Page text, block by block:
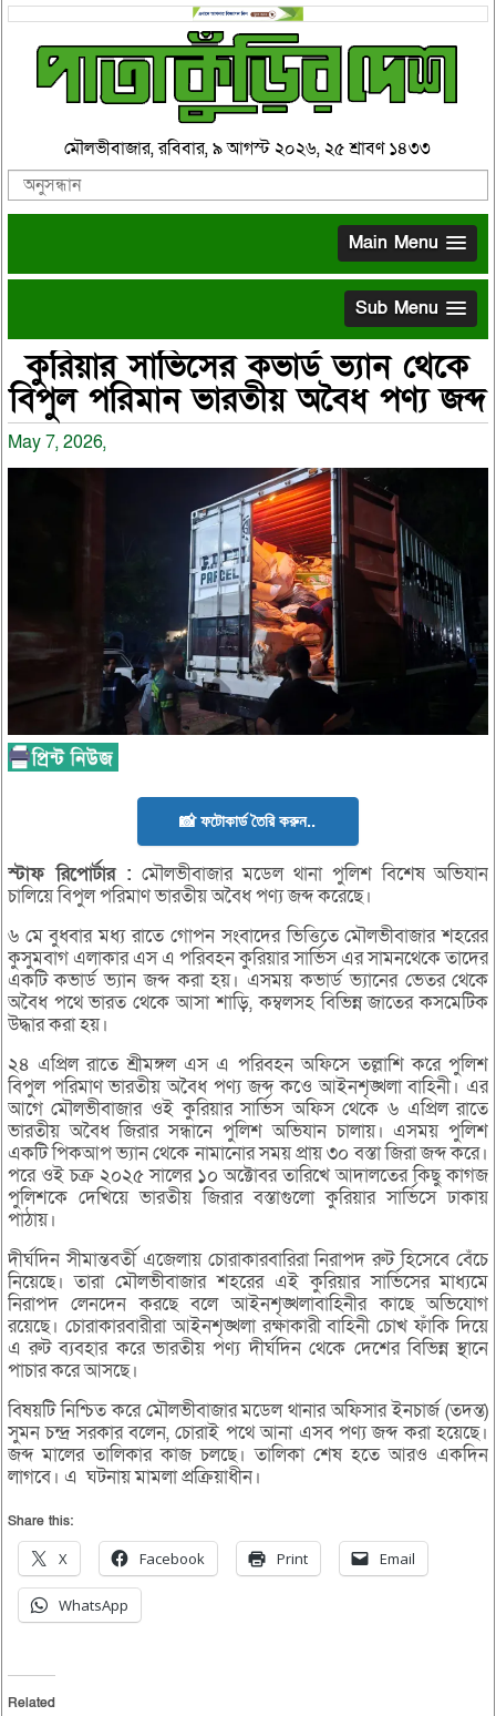
মৌলভীবাজার, রবিবার, ৯ আগস্ট ২০২৬, ২৫ শ্রাবণ ১৪৩৩
Main Menu
Sub Menu
কুরিয়ার সার্ভিসের কভার্ড ভ্যান থেকে
বিপুল পরিমান ভারতীয় অবৈধ পণ্য জব্দ
May 7, 2026,
📸 ফটোকার্ড তৈরি করুন..
স্টাফরিপোর্টার : মৌলভীবাজার মডেল থানা পুলিশ বিশেষ অভিযান
চালিয়ে বিপুল পরিমাণ ভারতীয় অবৈধ পণ্য জব্দ করেছে।
৬ মে বুধবার মধ্য রাতে গোপন সংবাদের ভিত্তিতে মৌলভীবাজার শহরের
কুসুমবাগ এলাকার এস এ পরিবহন কুরিয়ার সার্ভিস এর সামনথেকে তাদের
একটি কভার্ড ভ্যান জব্দ করা হয়। এসময় কভার্ড ভ্যানের ভেতর থেকে
অবৈধ পথে ভারত থেকে আসা শাড়ি, কম্বলসহ বিভিন্ন জাতের কসমেটিক
উদ্ধার করা হয়।
২৪ এপ্রিল রাতে শ্রীমঙ্গল এস এ পরিবহন অফিসে তল্লাশি করে পুলিশ
বিপুল পরিমাণ ভারতীয় অবৈধ পণ্য জব্দ কওে আইনশৃঙ্খলা বাহিনী। এর
আগে মৌলভীবাজার ওই কুরিয়ার সার্ভিস অফিস থেকে ৬ এপ্রিল রাতে
ভারতীয় অবৈধ জিরার সন্ধানে পুলিশ অভিযান চালায়। এসময় পুলিশ
একটি পিকআপ ভ্যান থেকে নামানোর সময় প্রায় ৩০ বস্তা জিরা জব্দ করে।
পরে ওই চক্র ২০২৫ সালের ১০ অক্টোবর তারিখে আদালতের কিছু কাগজ
পুলিশকে দেখিয়ে ভারতীয় জিরার বস্তাগুলো কুরিয়ার সার্ভিসে ঢাকায়
পাঠায়।
দীর্ঘদিন সীমান্তবর্তী এজেলায় চোরাকারবারিরা নিরাপদ রুট হিসেবে বেঁচে
নিয়েছে। তারা মৌলভীবাজার শহরের এই কুরিয়ার সার্ভিসের মাধ্যমে
নিরাপদ লেনদেন করছে বলে আইনশৃঙ্খলাবাহিনীর কাছে অভিযোগ
রয়েছে। চোরাকারবারীরা আইনশৃঙ্খলা রক্ষাকারী বাহিনী চোখ ফাঁকি দিয়ে
এ রুট ব্যবহার করে ভারতীয় পণ্য দীর্ঘদিন থেকে দেশের বিভিন্ন স্থানে
পাচার করে আসছে।
বিষয়টি নিশ্চিত করে মৌলভীবাজার মডেল থানার অফিসার ইনচার্জ (তদন্ত)
সুমন চন্দ্র সরকার বলেন, চোরাই পথে আনা এসব পণ্য জব্দ করা হয়েছে।
জব্দ মালের তালিকার কাজ চলছে। তালিকা শেষ হতে আরও একদিন
লাগবে। এ ঘটনায় মামলা প্রক্রিয়াধীন।
Share this:
X Facebook Print Email
WhatsApp
Related